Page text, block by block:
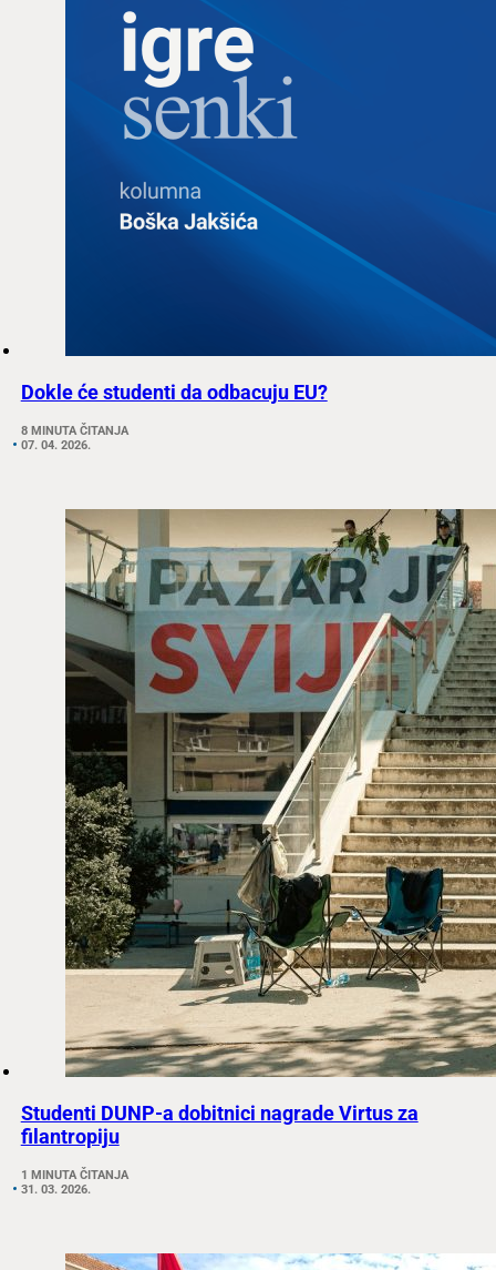
Dokle će studenti da odbacuju EU?
8 MINUTA ČITANJA
07. 04. 2026.
Studenti DUNP-a dobitnici nagrade Virtus za
filantropiju
1 MINUTA ČITANJA
31. 03. 2026.